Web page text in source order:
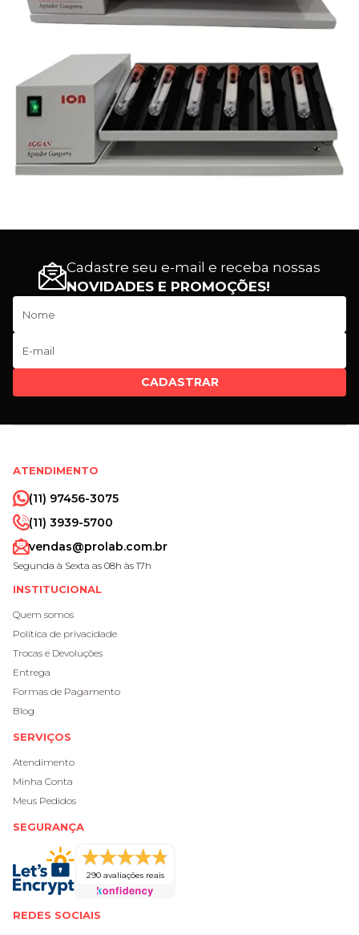
Cadastre seu e-mail e receba nossas
NOVIDADES E PROMOÇÕES!
CADASTRAR
ATENDIMENTO
(11) 97456-3075
(11) 3939-5700
vendas@prolab.com.br
Segunda à Sexta as 08h às 17h
INSTITUCIONAL
Quem somos
Política de privacidade
Trocas e Devoluções
Entrega
Formas de Pagamento
Blog
SERVIÇOS
Atendimento
Minha Conta
Meus Pedidos
SEGURANÇA
290 avaliações reais
REDES SOCIAIS